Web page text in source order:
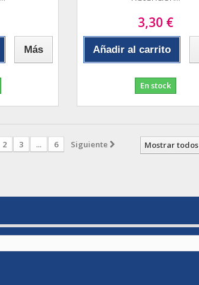
Más
3,30 €
Añadir al carrito
En stock
Mostrar todos
2 3 ... 6 Siguiente